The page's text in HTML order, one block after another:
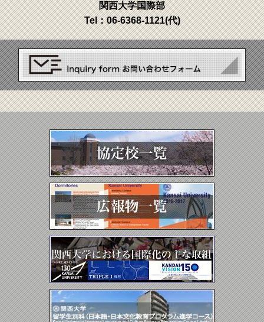
関西大学国際部
Tel：06-6368-1121(代)